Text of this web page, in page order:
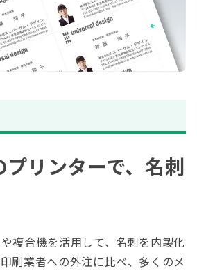
プリンターで、名刺
複合機を活用して、名刺を内製化
刷業者への外注に比べ、多くのメ